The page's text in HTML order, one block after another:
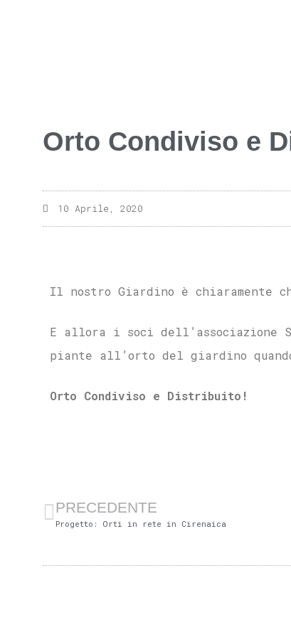
Orto Condiviso e
10 Aprile, 2020
Il nostro Giardino è chiaramente
E allora i soci dell’associazione
piante all’orto del giardino
Orto Condiviso e Distribuito!
PRECEDENTE
Progetto: Orti in rete in Cirenaica